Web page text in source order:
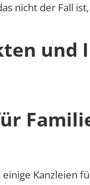
nicht der Fall
und
Kanzleien